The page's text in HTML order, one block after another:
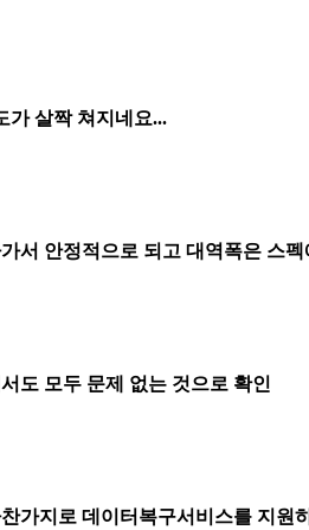
가 살짝 쳐지네요...
서 안정적으로 되고 대역폭은 스
도 모두 문제 없는 것으로 확인
가지로 데이터복구서비스를 지원